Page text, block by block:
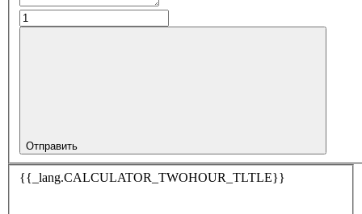
Отправить
{{_lang.CALCULATOR_TWOHOUR_TLTLE}}